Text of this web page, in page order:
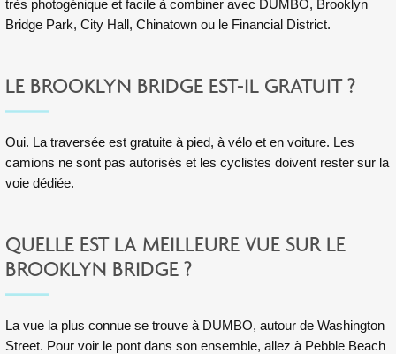
très photogénique et facile à combiner avec DUMBO, Brooklyn
Bridge Park, City Hall, Chinatown ou le Financial District.
LE BROOKLYN BRIDGE EST-IL GRATUIT ?
Oui. La traversée est gratuite à pied, à vélo et en voiture. Les
camions ne sont pas autorisés et les cyclistes doivent rester sur la
voie dédiée.
QUELLE EST LA MEILLEURE VUE SUR LE
BROOKLYN BRIDGE ?
La vue la plus connue se trouve à DUMBO, autour de Washington
Street. Pour voir le pont dans son ensemble, allez à Pebble Beach